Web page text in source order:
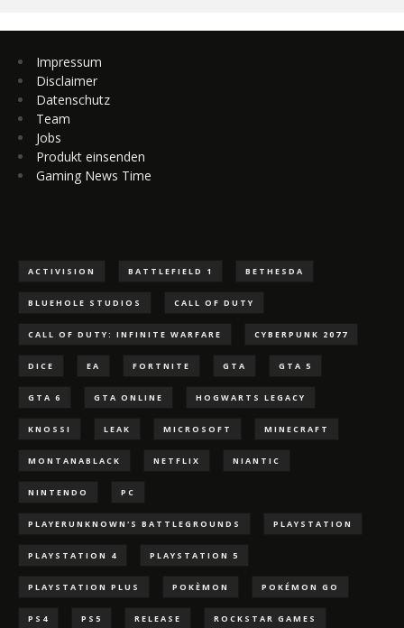
Impressum
Disclaimer
Datenschutz
Team
Jobs
Produkt einsenden
Gaming News Time
ACTIVISION BATTLEFIELD 1 BETHESDA
BLUEHOLE STUDIOS CALL OF DUTY
CALL OF DUTY: INFINITE WARFARE CYBERPUNK 2077
DICE EA FORTNITE GTA GTA 5
GTA 6 GTA ONLINE HOGWARTS LEGACY
KNOSSI LEAK MICROSOFT MINECRAFT
MONTANABLACK NETFLIX NIANTIC
NINTENDO PC
PLAYERUNKNOWN'S BATTLEGROUNDS PLAYSTATION
PLAYSTATION 4 PLAYSTATION 5
PLAYSTATION PLUS POKÈMON POKÉMON GO
PS4 PS5 RELEASE ROCKSTAR GAMES